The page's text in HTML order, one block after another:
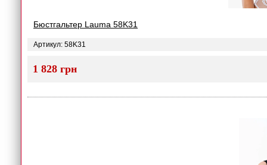
Бюстгальтер Lauma 58K31
Артикул: 58K31
1 828 грн